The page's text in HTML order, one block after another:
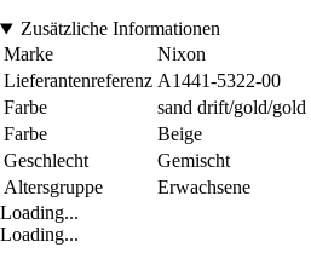
Zusätzliche Informationen
Marke
Nixon
Lieferantenreferenz A1441-5322-00
Farbe
sand drift/gold/gold
Farbe
Beige
Geschlecht
Gemischt
Altersgruppe
Erwachsene
Loading...
Loading...